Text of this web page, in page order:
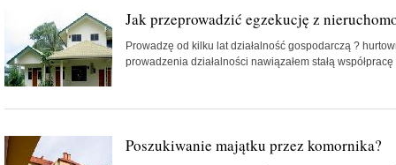
Jak przeprowadzić egzekucję z
Prowadzę od kilku lat działalność gospodarczą ?
prowadzenia działalności nawiązałem stałą
Poszukiwanie majątku przez komornika?